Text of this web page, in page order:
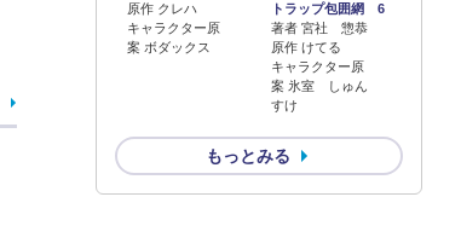
原作 クレハ
キャラクター原
案 ボダックス
トラップ包囲網 6
著者 宮社 惣恭
原作 けてる
キャラクター原
案 氷室 しゅん
すけ
もっとみる